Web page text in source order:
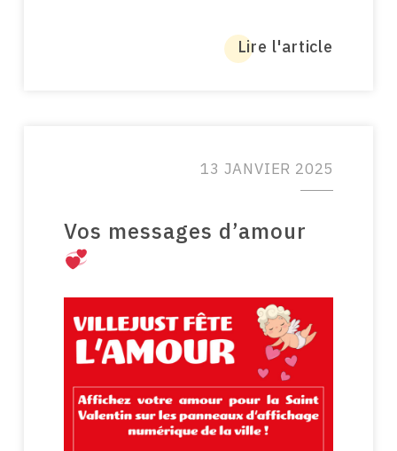
Lire l'article
13 JANVIER 2025
Vos messages d’amour